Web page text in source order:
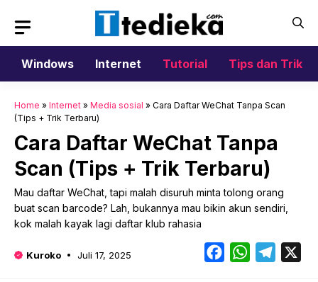
isi
Windows
Internet Tutorial Tips dan Trik
Home » Internet » Media sosial » Cara Daftar WeChat Tanpa Scan
(Tips + Trik Terbaru)
Cara Daftar WeChat Tanpa
Scan (Tips + Trik Terbaru)
Mau daftar WeChat, tapi malah disuruh minta tolong orang
buat scan barcode? Lah, bukannya mau bikin akun sendiri,
kok malah kayak lagi daftar klub rahasia
Kuroko Juli 17, 2025 FacebookWhatsApp